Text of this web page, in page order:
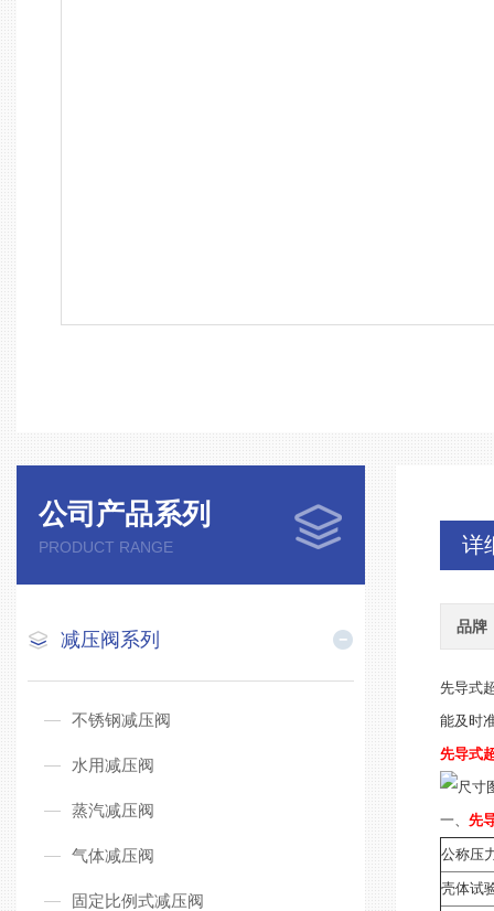
公司产品系列
PRODUCT RANGE
减压阀系列
不锈钢减压阀
水用减压阀
蒸汽减压阀
气体减压阀
固定比例式减压阀
详
品牌
先导式
能及时
先导式
一、先
公称压
壳体试